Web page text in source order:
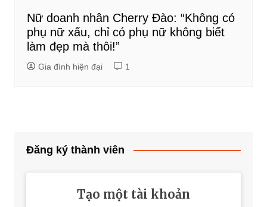
Nữ doanh nhân Cherry Đào: “Không có
phụ nữ xấu, chỉ có phụ nữ không biết
làm đẹp mà thôi!”
Gia đình hiện đại 1
Đăng ký thành viên
Tạo một tài khoản